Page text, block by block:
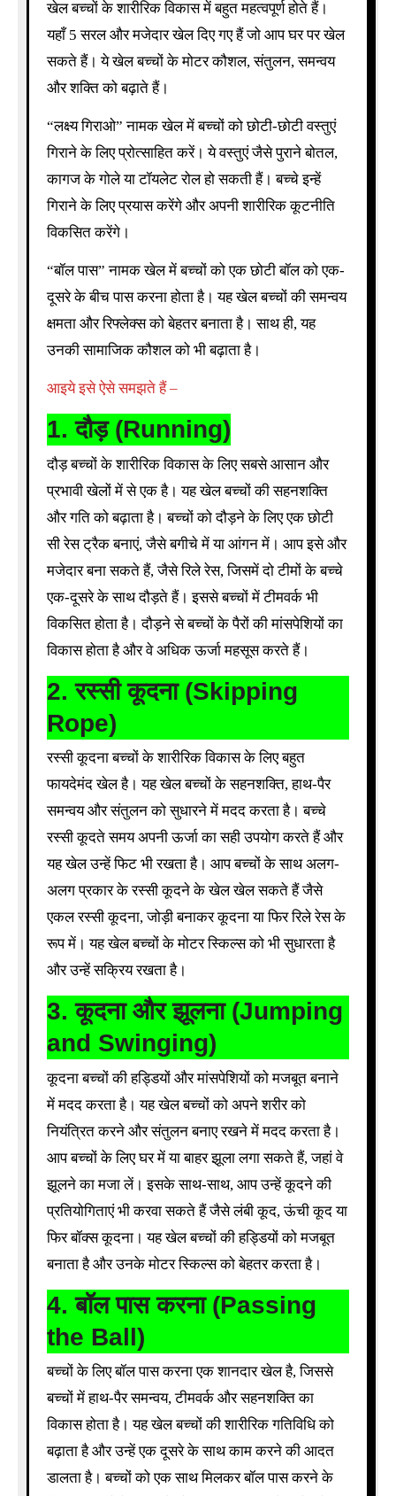
खेल बच्चों के शारीरिक विकास में बहुत महत्वपूर्ण होते हैं।
यहाँ 5 सरल और मजेदार खेल दिए गए हैं जो आप घर पर खेल
सकते हैं। ये खेल बच्चों के मोटर कौशल, संतुलन, समन्वय
और शक्ति को बढ़ाते हैं।
“लक्ष्य गिराओ” नामक खेल में बच्चों को छोटी-छोटी वस्तुएं
गिराने के लिए प्रोत्साहित करें। ये वस्तुएं जैसे पुराने बोतल,
कागज के गोले या टॉयलेट रोल हो सकती हैं। बच्चे इन्हें
गिराने के लिए प्रयास करेंगे और अपनी शारीरिक कूटनीति
विकसित करेंगे।
“बॉल पास” नामक खेल में बच्चों को एक छोटी बॉल को एक-
दूसरे के बीच पास करना होता है। यह खेल बच्चों की समन्वय
क्षमता और रिफ्लेक्स को बेहतर बनाता है। साथ ही, यह
उनकी सामाजिक कौशल को भी बढ़ाता है।
आइये इसे ऐसे समझते हैं –
1.दौड़ (Running)
दौड़ बच्चों के शारीरिक विकास के लिए सबसे आसान और
प्रभावी खेलों में से एक है। यह खेल बच्चों की सहनशक्ति
और गति को बढ़ाता है। बच्चों को दौड़ने के लिए एक छोटी
सी रेस ट्रैक बनाएं, जैसे बगीचे में या आंगन में। आप इसे और
मजेदार बना सकते हैं, जैसे रिले रेस, जिसमें दो टीमों के बच्चे
एक-दूसरे के साथ दौड़ते हैं। इससे बच्चों में टीमवर्क भी
विकसित होता है। दौड़ने से बच्चों के पैरों की मांसपेशियों का
विकास होता है और वे अधिक ऊर्जा महसूस करते हैं।
2.रस्सी कूदना (Skipping
Rope)
रस्सी कूदना बच्चों के शारीरिक विकास के लिए बहुत
फायदेमंद खेल है। यह खेल बच्चों के सहनशक्ति, हाथ-पैर
समन्वय और संतुलन को सुधारने में मदद करता है। बच्चे
रस्सी कूदते समय अपनी ऊर्जा का सही उपयोग करते हैं और
यह खेल उन्हें फिट भी रखता है। आप बच्चों के साथ अलग-
अलग प्रकार के रस्सी कूदने के खेल खेल सकते हैं जैसे
एकल रस्सी कूदना, जोड़ी बनाकर कूदना या फिर रिले रेस के
रूप में। यह खेल बच्चों के मोटर स्किल्स को भी सुधारता है
और उन्हें सक्रिय रखता है।
3.कूदना और झूलना (Jumping
and Swinging)
कूदना बच्चों की हड्डियों और मांसपेशियों को मजबूत बनाने
में मदद करता है। यह खेल बच्चों को अपने शरीर को
नियंत्रित करने और संतुलन बनाए रखने में मदद करता है।
आप बच्चों के लिए घर में या बाहर झूला लगा सकते हैं, जहां वे
झूलने का मजा लें। इसके साथ-साथ, आप उन्हें कूदने की
प्रतियोगिताएं भी करवा सकते हैं जैसे लंबी कूद, ऊंची कूद या
फिर बॉक्स कूदना। यह खेल बच्चों की हड्डियों को मजबूत
बनाता है और उनके मोटर स्किल्स को बेहतर करता है।
4.बॉल पास करना (Passing
the Ball)
बच्चों के लिए बॉल पास करना एक शानदार खेल है, जिससे
बच्चों में हाथ-पैर समन्वय, टीमवर्क और सहनशक्ति का
विकास होता है। यह खेल बच्चों की शारीरिक गतिविधि को
बढ़ाता है और उन्हें एक दूसरे के साथ काम करने की आदत
डालता है। बच्चों को एक साथ मिलकर बॉल पास करने के